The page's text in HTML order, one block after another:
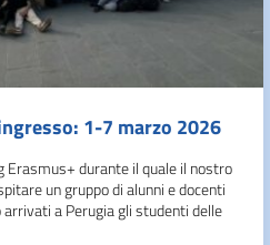
1-7 marzo 2026
Erasmus+ durante il quale il nostro
un gruppo di alunni e docenti
a Perugia gli studenti delle